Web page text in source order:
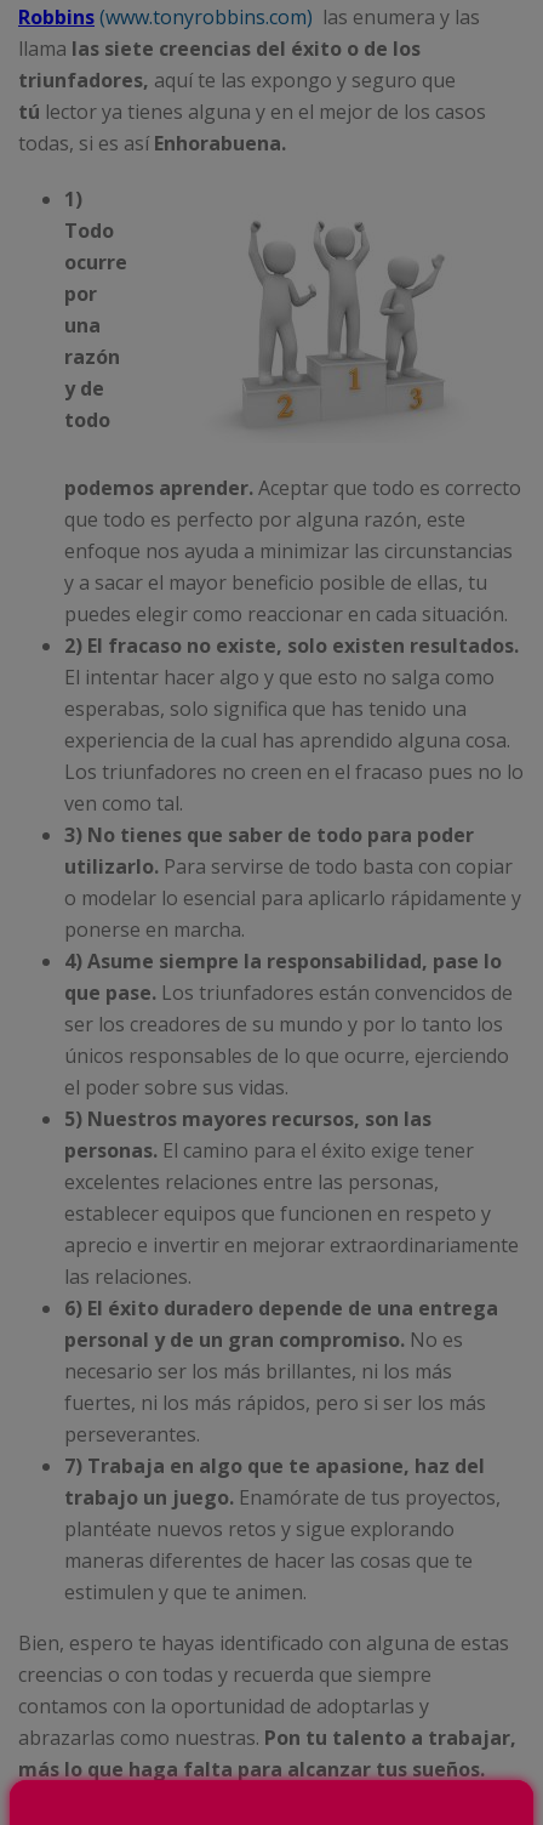
Robbins(www.tonyrobbins.com) las enumera y las
llama las siete creencias del éxito o de los
triunfadores, aquí te las expongo y seguro que
tú lector ya tienes alguna y en el mejor de los casos
todas, si es así Enhorabuena.
1)
Todo
ocurre
por
una
razón
y de
todo
podemos aprender.Aceptar que todo es correcto
que todo es perfecto por alguna razón, este
enfoque nos ayuda a minimizar las circunstancias
y a sacar el mayor beneficio posible de ellas, tu
puedes elegir como reaccionar en cada situación.
2) El fracaso no existe, solo existen resultados.
El intentar hacer algo y que esto no salga como
esperabas, solo significa que has tenido una
experiencia de la cual has aprendido alguna cosa.
Los triunfadores no creen en el fracaso pues no lo
ven como tal.
3) No tienes que saber de todo para poder
utilizarlo.Para servirse de todo basta con copiar
o modelar lo esencial para aplicarlo rápidamente y
ponerse en marcha.
4) Asume siempre la responsabilidad, pase lo
que pase.Los triunfadores están convencidos de
ser los creadores de su mundo y por lo tanto los
únicos responsables de lo que ocurre, ejerciendo
el poder sobre sus vidas.
5) Nuestros mayores recursos, son las
personas.El camino para el éxito exige tener
excelentes relaciones entre las personas,
establecer equipos que funcionen en respeto y
aprecio e invertir en mejorar extraordinariamente
las relaciones.
6) El éxito duradero depende de una entrega
personal y de un gran compromiso.No es
necesario ser los más brillantes, ni los más
fuertes, ni los más rápidos, pero si ser los más
perseverantes.
7) Trabaja en algo que te apasione, haz del
trabajo un juego.Enamórate de tus proyectos,
plantéate nuevos retos y sigue explorando
maneras diferentes de hacer las cosas que te
estimulen y que te animen.
Bien, espero te hayas identificado con alguna de estas
creencias o con todas y recuerda que siempre
contamos con la oportunidad de adoptarlas y
abrazarlas como nuestras. Pon tu talento a trabajar,
más lo que haga falta para alcanzar tus sueños.